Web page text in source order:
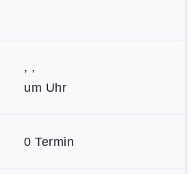
, ,
um Uhr
0 Termin